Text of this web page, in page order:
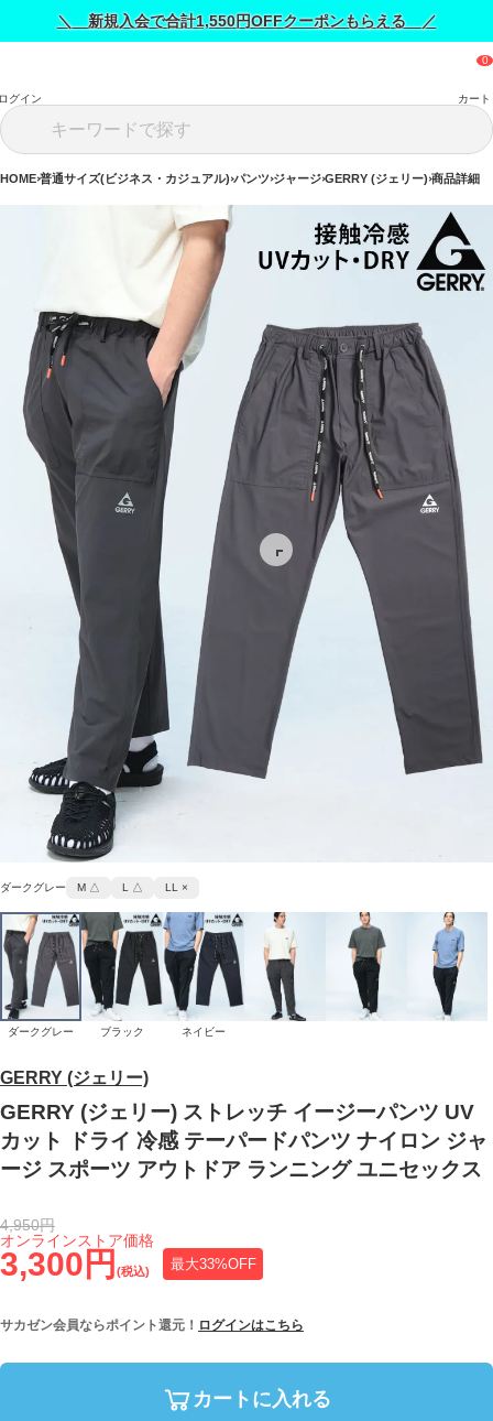
＼ 新規入会で合計1,550円OFFクーポンもらえる ／
グイン カート
HOME 普通サイズ(ビジネス・カジュアル) パンツ ジャージ GERRY (ジェリー) 商品詳細
GERRY (ジェリー)
GERRY (ジェリー) ストレッチ イージーパンツ UV
カット ドライ 冷感 テーパードパンツ ナイロン ジャ
ージ スポーツ アウトドア ランニング ユニセックス
3,300円 (税込) 最大33%OFF
オンラインストア価格
4,950円
サカゼン会員ならポイント還元！ ログインはこちら
カートに入れる
ダークグレー M △ L △ LL ×
ダークグレー ブラック ネイビー